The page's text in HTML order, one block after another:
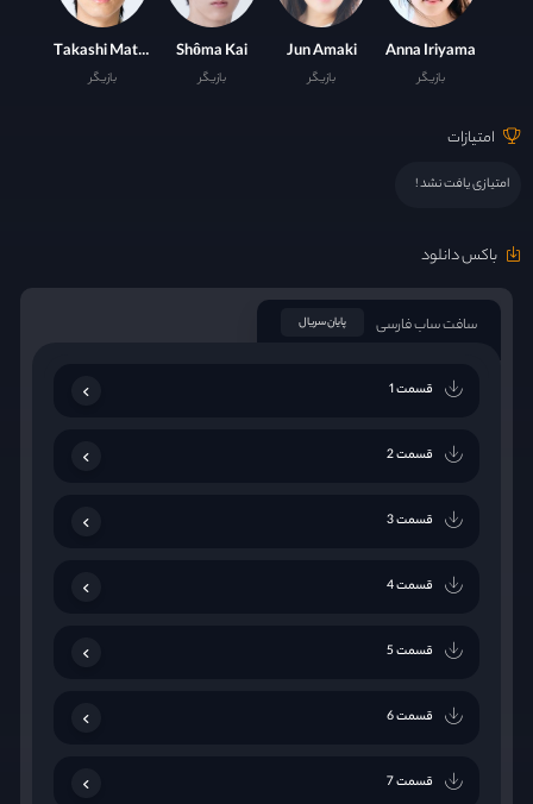
Anna Iriyama
بازیگر
Jun Amaki
بازیگر
Shôma Kai
بازیگر
Takashi Matsuo
بازیگر
امتیازات
امتیازی یافت نشد !
باکس دانلود
سافت ساب فارسی پایان سریال
قسمت 1
قسمت 2
قسمت 3
قسمت 4
قسمت 5
قسمت 6
قسمت 7